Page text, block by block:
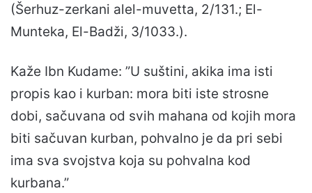
(Šerhuz-zerkani alel-muvetta, 2/131.; El-
Munteka, El-Badži, 3/1033.).
Kaže Ibn Kudame: ”U suštini, akika ima isti
propis kao i kurban: mora biti iste strosne
dobi, sačuvana od svih mahana od kojih mora
biti sačuvan kurban, pohvalno je da pri sebi
ima sva svojstva koja su pohvalna kod
kurbana.”